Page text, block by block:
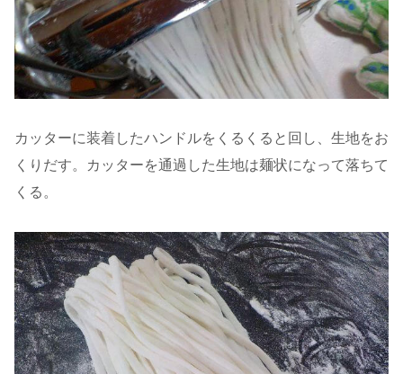
カッターに装着したハンドルをくるくると回し、生地をお
くりだす。カッターを通過した生地は麺状になって落ちて
くる。